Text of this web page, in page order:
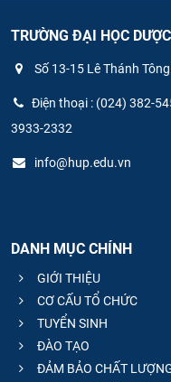
TRƯỜNG ĐẠI HỌC
Số 13-15 Lê Thánh
Điện thoại : (024) 382-
3933-2332
info@hup.edu.vn
DANH MỤC CHÍNH
GIỚI THIỆU
CƠ CẤU TỔ CHỨC
TUYỂN SINH
ĐÀO TẠO
ĐẢM BẢO CHẤT